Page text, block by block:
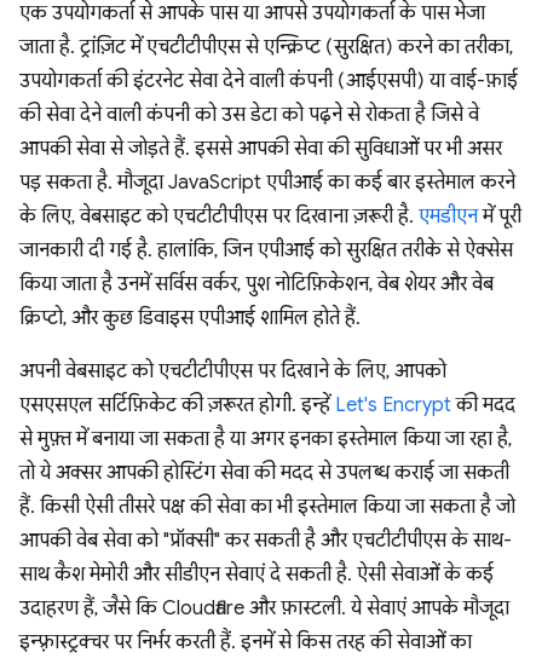
एक उपयोगकर्ता से आपके पास या आपसे उपयोगकर्ता के पास भेजा
जाता है. ट्रांज़िट में एचटीटीपीएस से एन्क्रिप्ट (सुरक्षित) करने का तरीका,
उपयोगकर्ता की इंटरनेट सेवा देने वाली कंपनी (आईएसपी) या वाई-फ़ाई
की सेवा देने वाली कंपनी को उस डेटा को पढ़ने से रोकता है जिसे वे
आपकी सेवा से जोड़ते हैं. इससे आपकी सेवा की सुविधाओं पर भी असर
पड़ सकता है. मौजूदा JavaScript एपीआई का कई बार इस्तेमाल करने
के लिए, वेबसाइट को एचटीटीपीएस पर दिखाना ज़रूरी है. एमडीएनमें पूरी
जानकारी दी गई है. हालांकि, जिन एपीआई को सुरक्षित तरीके से ऐक्सेस
किया जाता है उनमें सर्विस वर्कर, पुश नोटिफ़िकेशन, वेब शेयर और वेब
क्रिप्टो, और कुछ डिवाइस एपीआई शामिल होते हैं.
अपनी वेबसाइट को एचटीटीपीएस पर दिखाने के लिए, आपको
एसएसएल सर्टिफ़िकेट की ज़रूरत होगी. इन्हें Let's Encryptकी मदद
से मुफ़्त में बनाया जा सकता है या अगर इनका इस्तेमाल किया जा रहा है,
तो ये अक्सर आपकी होस्टिंग सेवा की मदद से उपलब्ध कराई जा सकती
हैं. किसी ऐसी तीसरे पक्ष की सेवा का भी इस्तेमाल किया जा सकता है जो
आपकी वेब सेवा को "प्रॉक्सी" कर सकती है और एचटीटीपीएस के साथ-
साथ कैश मेमोरी और सीडीएन सेवाएं दे सकती है. ऐसी सेवाओं के कई
उदाहरण हैं, जैसे कि Cloudflare और फ़ास्टली. ये सेवाएं आपके मौजूदा
इन्फ़्रास्ट्रक्चर पर निर्भर करती हैं. इनमें से किस तरह की सेवाओं का